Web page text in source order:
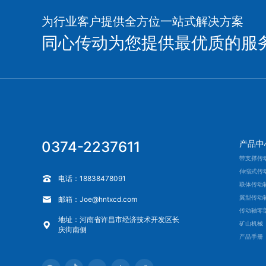
为行业客户提供全方位一站式解决方案
同心传动为您提供最优质的服
0374-2237611
电话：18838478091
邮箱：Joe@hntxcd.com
地址：河南省许昌市经济技术开发区长
庆街南侧
产品中
带支撑传
伸缩式传
联体传动
翼型传动
传动轴零
矿山机械
产品手册